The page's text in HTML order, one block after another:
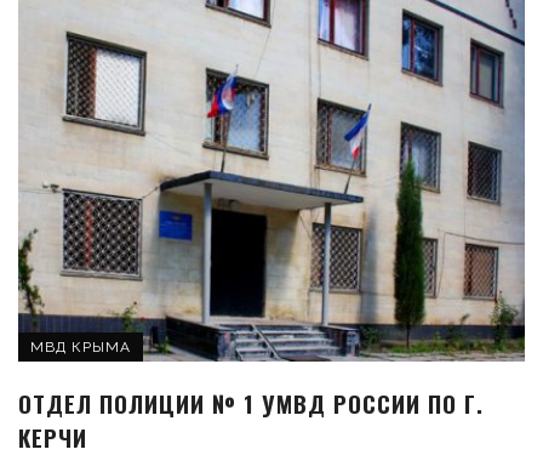
МВД КРЫМА
ОТДЕЛ ПОЛИЦИИ № 1 УМВД РОССИИ ПО Г.
КЕРЧИ